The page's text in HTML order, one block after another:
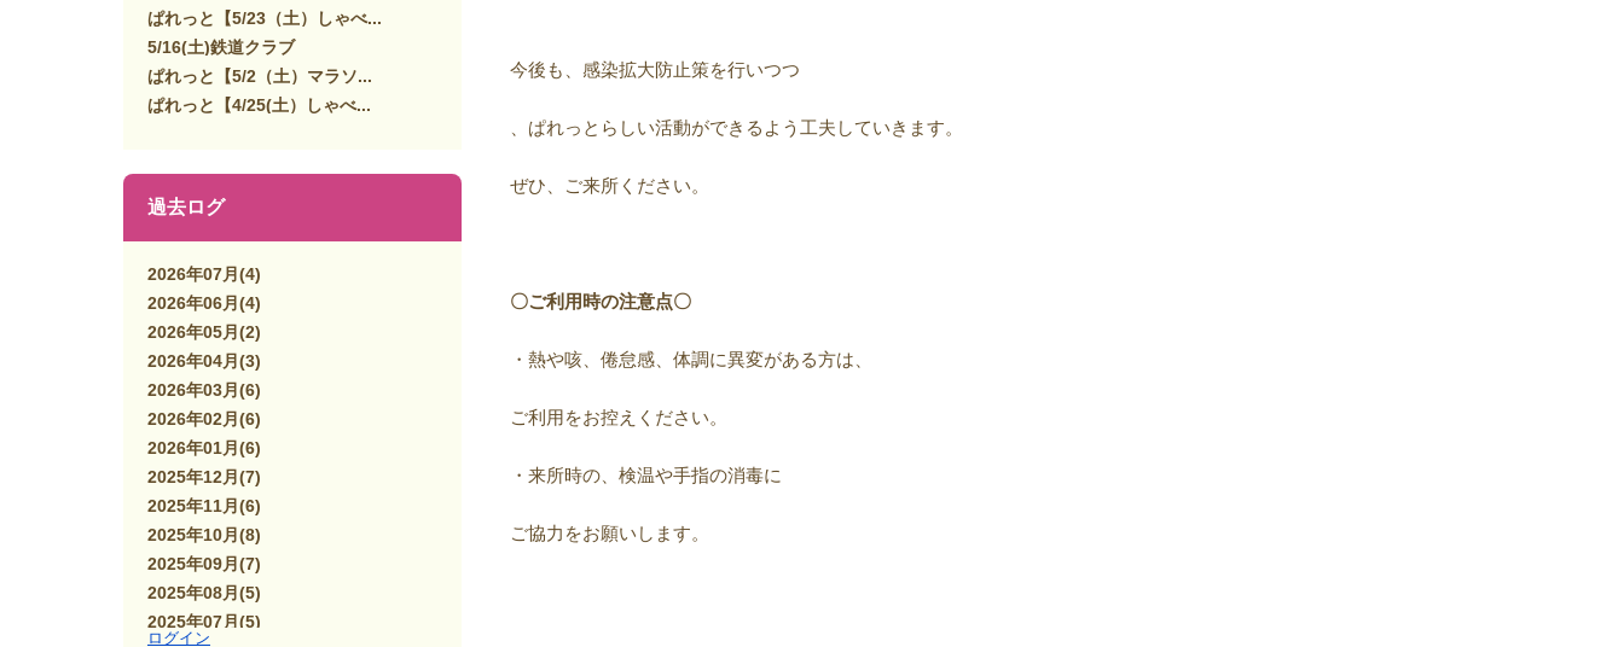
今後も、感染拡大防止策を行いつつ
、ぱれっとらしい活動ができるよう工夫していきます。
ぜひ、ご来所ください。
〇ご利用時の注意点〇
・熱や咳、倦怠感、体調に異変がある方は、
ご利用をお控えください。
・来所時の、検温や手指の消毒に
ご協力をお願いします。
ぱれっと【5/23（土）しゃべ...
5/16(土)鉄道クラブ
ぱれっと【5/2（土）マラソ...
ぱれっと【4/25(土）しゃべ...
過去ログ
2026年07月 (4)
2026年06月 (4)
2026年05月 (2)
2026年04月 (3)
2026年03月 (6)
2026年02月 (6)
2026年01月 (6)
2025年12月 (7)
2025年11月 (6)
2025年10月 (8)
2025年09月 (7)
2025年08月 (5)
2025年07月 (5)
ログイン